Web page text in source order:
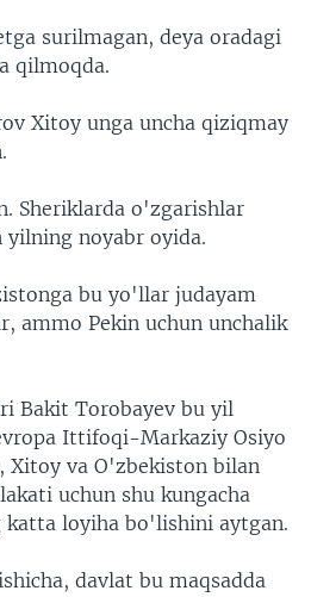
surilmagan, deya oradagi
qilmoqda.
Xitoy unga uncha qiziqmay
Sheriklarda o'zgarishlar
noyabr oyida.
bu yo'llar judayam
ammo Pekin uchun unchalik
Bakit Torobayev bu yil
Ittifoqi-Markaziy Osiyo
Xitoy va O'zbekiston bilan
uchun shu kungacha
katta loyiha bo'lishini aytgan.
davlat bu maqsadda